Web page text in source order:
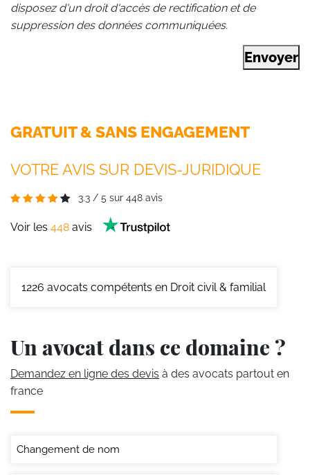
disposez d'un droit d'accès de rectification et de
suppression des données communiquées.
Envoyer
GRATUIT & SANS ENGAGEMENT
VOTRE AVIS SUR DEVIS-JURIDIQUE
3.3 / 5 sur 448 avis
Voir les 448 avis
1226 avocats compétents en Droit civil & familial
Un avocat dans ce domaine ?
Demandez en ligne des devis à des avocats partout en
france
Changement de nom